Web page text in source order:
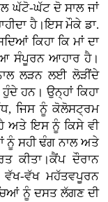
ਘੱਟੋ-ਘੱਟ ਦੋ ਸਾਲ ਜਾਂ
ਹੈ।ਇਸ ਮੌਕੇ ਡਾ.
ਕਿਹਾ ਕਿ ਮਾਂ ਦਾ
ਸੰਪੂਰਨ ਆਹਾਰ ਹੈ।
ਲੜਨ ਲਈ ਲੋੜੀਂਦੇ
ਹਨ। ਉਨ੍ਹਾਂ ਕਿਹਾ
ਜਿਸ ਨੂੰ ਕੋਲੋਸਟ੍ਰਮ
ਅਤੇ ਇਸ ਨੂੰ ਕਿਸੇ ਵੀ
ਨੂੰ ਸਹੀ ਢੰਗ ਨਾਲ ਅਤੇ
ਕੀਤਾ।ਕੈਂਪ ਦੌਰਾਨ
ਵੱਖ-ਵੱਖ ਮਹੱਤਵਪੂਰਨ
ਨੂੰ ਦਸਤ ਲੱਗਣ ਦੀ